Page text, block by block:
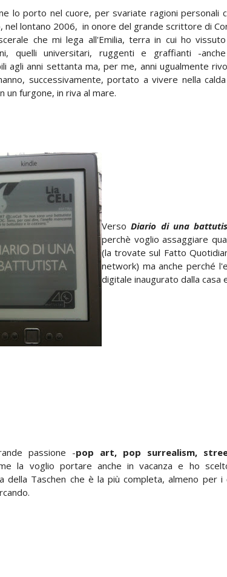
lo porto nel cuore, per svariate ragioni personali
nel lontano 2006, in onore del grande scrittore di
che mi lega all'Emilia, terra in cui ho
quelli universitari, ruggenti e graffianti -
agli anni settanta ma, per me, anni ugualmente
successivamente, portato a vivere nella
un furgone, in riva al mare.
VersoDiario di una
perchè voglio assaggiare
(la trovate sul Fatto
network) ma anche perché
digitale inaugurato dalla casa
passione -pop art, pop surrealism,
la voglio portare anche in vacanza e ho
della Taschen che è la più completa, almeno per i